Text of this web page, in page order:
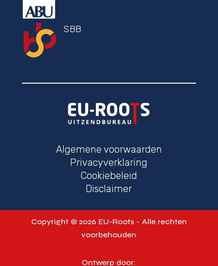
SBB
Algemene voorwaarden
Privacyverklaring
Cookiebeleid
Disclaimer
Copyright © 2026 EU-Roots - Alle rechten
voorbehouden
Ontwerp door: